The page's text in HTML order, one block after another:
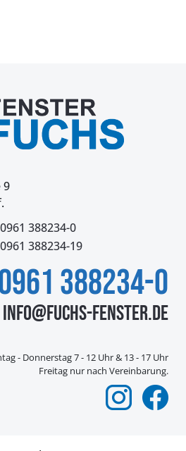
9
0961 388234-0
0961 388234-19
388234-0
info@fuchs-fenster.de
- Donnerstag 7 - 12 Uhr & 13 - 17 Uhr
Freitag nur nach Vereinbarung.